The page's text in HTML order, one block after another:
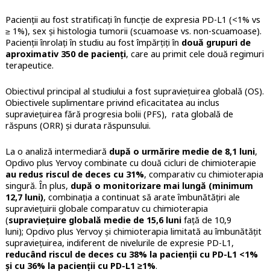
Pacienții au fost stratificați în funcție de expresia PD-L1 (<1% vs
≥ 1%), sex și histologia tumorii (scuamoase vs. non-scuamoase).
Pacienții înrolați în studiu au fost împărțiți în două grupuri de
aproximativ 350 de pacienți, care au primit cele două regimuri
terapeutice.
Obiectivul principal al studiului a fost supraviețuirea globală (OS).
Obiectivele suplimentare privind eficacitatea au inclus
supraviețuirea fără progresia bolii (PFS), rata globală de
răspuns (ORR) și durata răspunsului.
La o analiză intermediară după o urmărire medie de 8,1 luni,
Opdivo plus Yervoy combinate cu două cicluri de chimioterapie
au redus riscul de deces cu 31%, comparativ cu chimioterapia
singură. În plus, după o monitorizare mai lungă (minimum
12,7 luni), combinația a continuat să arate îmbunătățiri ale
supraviețuirii globale comparatuv cu chimioterapia
(supraviețuire globală medie de 15,6 lunifață de 10,9
luni); Opdivo plus Yervoy și chimioterapia limitată au îmbunătățit
supraviețuirea, indiferent de nivelurile de expresie PD-L1,
reducând riscul de deces cu 38% la pacienții cu PD-L1 <1%
și cu 36% la pacienții cu PD-L1 ≥1%.